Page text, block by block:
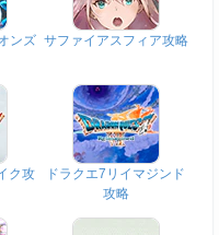
ンズ サファイアスフィア攻略
ク攻
ドラクエ7リイマジンド
攻略